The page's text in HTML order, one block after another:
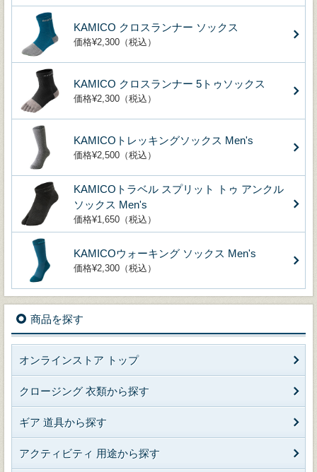
KAMICO クロスランナー ソックス
価格¥2,300（税込）
KAMICO クロスランナー 5トゥソックス
価格¥2,300（税込）
KAMICOトレッキングソックス Men's
価格¥2,500（税込）
KAMICOトラベル スプリット トゥ アンクル
ソックス Men's
価格¥1,650（税込）
KAMICOウォーキング ソックス Men's
価格¥2,300（税込）
商品を探す
オンラインストア トップ
クロージング 衣類から探す
ギア 道具から探す
アクティビティ 用途から探す